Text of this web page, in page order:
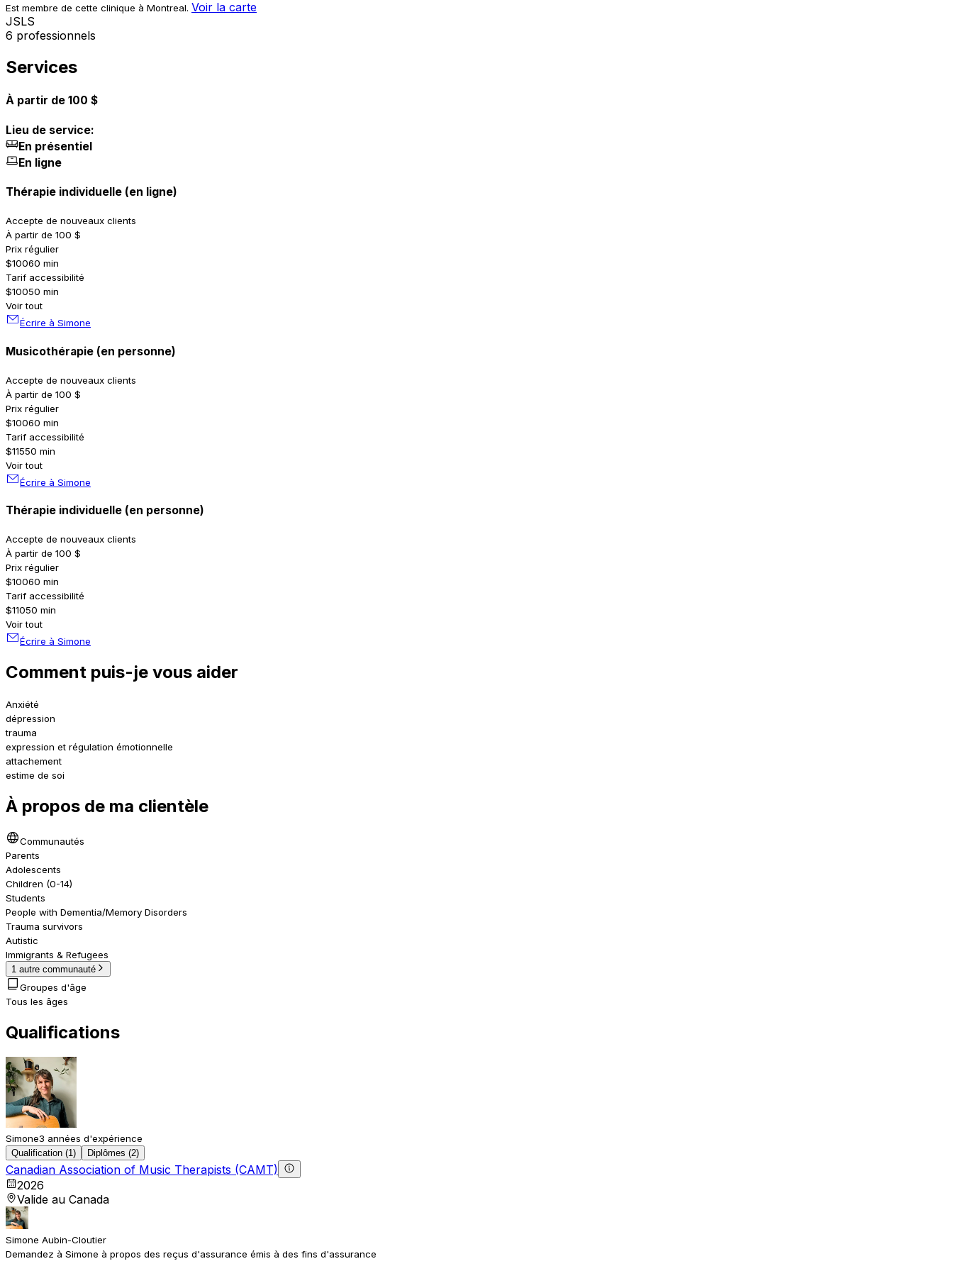
Est membre de cette clinique à Montreal. Voir la carte
JSLS
6 professionnels
Services
À partir de 100 $
Lieu de service:
En présentiel
En ligne
Thérapie individuelle (en ligne)
Accepte de nouveaux clients
À partir de 100 $
Prix régulier
$10060 min
Tarif accessibilité
$10050 min
Voir tout
Écrire à Simone
Musicothérapie (en personne)
Accepte de nouveaux clients
À partir de 100 $
Prix régulier
$10060 min
Tarif accessibilité
$11550 min
Voir tout
Écrire à Simone
Thérapie individuelle (en personne)
Accepte de nouveaux clients
À partir de 100 $
Prix régulier
$10060 min
Tarif accessibilité
$11050 min
Voir tout
Écrire à Simone
Comment puis-je vous aider
Anxiété
dépression
trauma
expression et régulation émotionnelle
attachement
estime de soi
À propos de ma clientèle
Communautés
Parents
Adolescents
Children (0-14)
Students
People with Dementia/Memory Disorders
Trauma survivors
Autistic
Immigrants & Refugees
1 autre communauté
Groupes d'âge
Tous les âges
Qualifications
Simone3 années d'expérience
Qualification (1) Diplômes (2)
Canadian Association of Music Therapists (CAMT)
2026
Valide au Canada
Simone Aubin-Cloutier
Demandez à Simone à propos des reçus d'assurance émis à des fins d'assurance